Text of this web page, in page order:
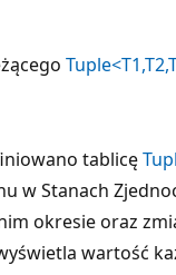
tablicę
w Stanach
okresie oraz
wartość